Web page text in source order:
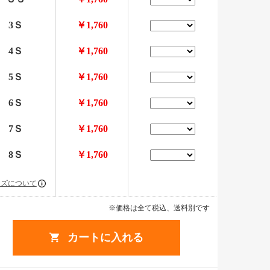
3Ｓ ￥1,760
4Ｓ ￥1,760
5Ｓ ￥1,760
6Ｓ ￥1,760
7Ｓ ￥1,760
8Ｓ ￥1,760
について
※価格は全て税込、送料別です
カートに入れる